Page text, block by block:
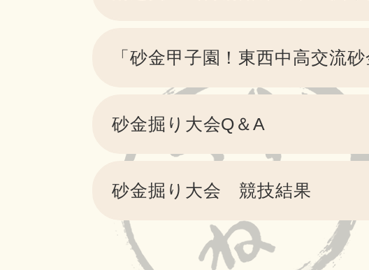
「砂金甲子園！東西中高交流
砂金掘り大会Q＆A
砂金掘り大会 競技結果